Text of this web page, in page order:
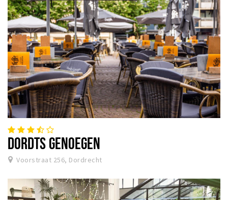
DORDTS GENOEGEN
Voorstraat 256, Dordrecht